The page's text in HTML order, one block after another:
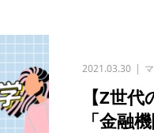
2021.03.30
【Z世
「金融